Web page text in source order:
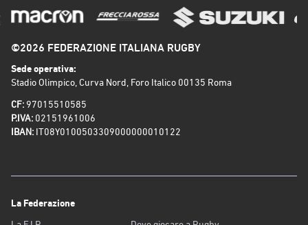
©2026 FEDERAZIONE ITALIANA RUGBY
Sede operativa:
Stadio Olimpico, Curva Nord, Foro Italico 00135 Roma
CF: 97015510585
P.IVA: 02151961006
IBAN: IT08Y0100503309000000010122
La Federazione